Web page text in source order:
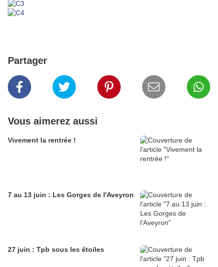
Partager
Vous aimerez aussi
Vivement la rentrée !
7 au 13 juin : Les Gorges de l'Aveyron
27 juin : Tpb sous les étoiles